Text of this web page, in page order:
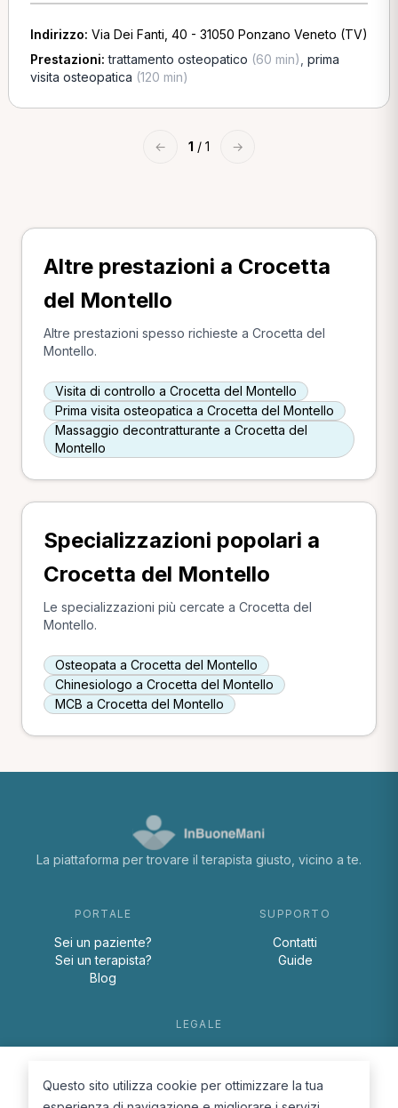
Indirizzo: Via Dei Fanti, 40 - 31050 Ponzano Veneto (TV)
Prestazioni:trattamento osteopatico (60 min) prima
visita osteopatica (120 min)
← 1 / 1 →
Altre prestazioni a Crocetta
del Montello
Altre prestazioni spesso richieste a Crocetta del
Montello.
Visita di controllo a Crocetta del Montello
Prima visita osteopatica a Crocetta del Montello
Massaggio decontratturante a Crocetta del
Montello
Specializzazioni popolari a
Crocetta del Montello
Le specializzazioni più cercate a Crocetta del
Montello.
Osteopata a Crocetta del Montello
Chinesiologo a Crocetta del Montello
MCB a Crocetta del Montello
La piattaforma per trovare il terapista giusto, vicino a te.
PORTALE
Sei un paziente?
Sei un terapista?
Blog
SUPPORTO
Contatti
Guide
LEGALE
Cookie Policy
Questo sito utilizza cookie per ottimizzare la tua